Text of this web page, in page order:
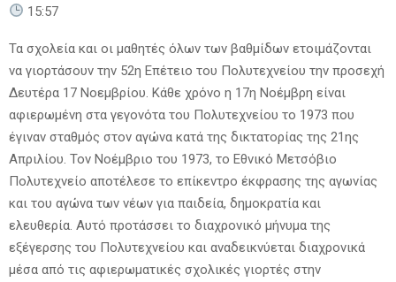
15:57
Τα σχολεία και οι μαθητές όλων των βαθμίδων ετοιμάζονται
να γιορτάσουν την 52η Επέτειο του Πολυτεχνείου την προσεχή
Δευτέρα 17 Νοεμβρίου. Κάθε χρόνο η 17η Νοέμβρη είναι
αφιερωμένη στα γεγονότα του Πολυτεχνείου το 1973 που
έγιναν σταθμός στον αγώνα κατά της δικτατορίας της 21ης
Απριλίου. Τον Νοέμβριο του 1973, το Εθνικό Μετσόβιο
Πολυτεχνείο αποτέλεσε το επίκεντρο έκφρασης της αγωνίας
και του αγώνα των νέων για παιδεία, δημοκρατία και
ελευθερία. Αυτό προτάσσει το διαχρονικό μήνυμα της
εξέγερσης του Πολυτεχνείου και αναδεικνύεται διαχρονικά
μέσα από τις αφιερωματικές σχολικές γιορτές στην